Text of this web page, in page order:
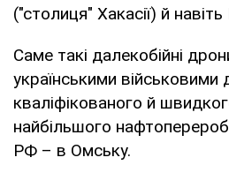
("столиця" Хакасії) й
Саме такі далекобійні
українськими військовими
кваліфікованого й
найбільшого
РФ – в Омську.